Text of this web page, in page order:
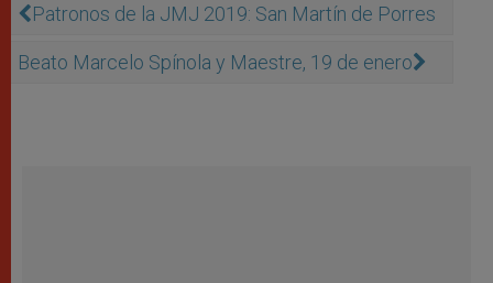
Patronos de la JMJ 2019: San Martín de Porres
Beato Marcelo Spínola y Maestre, 19 de enero